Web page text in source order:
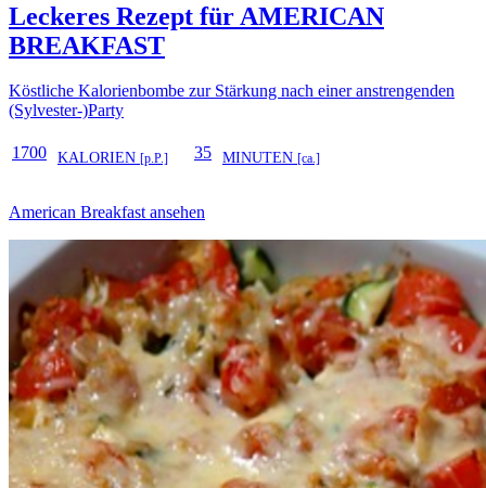
Leckeres Rezept für AMERICAN
BREAKFAST
Köstliche Kalorienbombe zur Stärkung nach einer anstrengenden
(Sylvester-)Party
1700 KALORIEN [p.P.] 35 MINUTEN [ca.]
American Breakfast ansehen